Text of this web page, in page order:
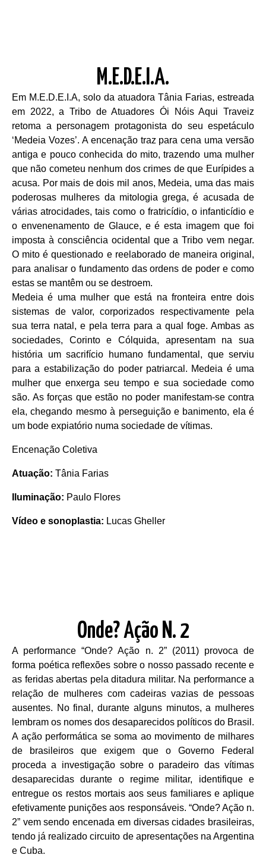
M.E.D.E.I.A.
Em M.E.D.E.I.A, solo da atuadora Tânia Farias, estreada
em 2022, a Tribo de Atuadores Ói Nóis Aqui Traveiz
retoma a personagem protagonista do seu espetáculo
‘Medeia Vozes’. A encenação traz para cena uma versão
antiga e pouco conhecida do mito, trazendo uma mulher
que não cometeu nenhum dos crimes de que Eurípides a
acusa. Por mais de dois mil anos, Medeia, uma das mais
poderosas mulheres da mitologia grega, é acusada de
várias atrocidades, tais como o fratricídio, o infanticídio e
o envenenamento de Glauce, e é esta imagem que foi
imposta à consciência ocidental que a Tribo vem negar.
O mito é questionado e reelaborado de maneira original,
para analisar o fundamento das ordens de poder e como
estas se mantêm ou se destroem.
Medeia é uma mulher que está na fronteira entre dois
sistemas de valor, corporizados respectivamente pela
sua terra natal, e pela terra para a qual foge. Ambas as
sociedades, Corinto e Cólquida, apresentam na sua
história um sacrifício humano fundamental, que serviu
para a estabilização do poder patriarcal. Medeia é uma
mulher que enxerga seu tempo e sua sociedade como
são. As forças que estão no poder manifestam-se contra
ela, chegando mesmo à perseguição e banimento, ela é
um bode expiatório numa sociedade de vítimas.
Encenação Coletiva
Atuação: Tânia Farias
Iluminação: Paulo Flores
Vídeo e sonoplastia: Lucas Gheller
Onde? Ação N. 2
A performance “Onde? Ação n. 2” (2011) provoca de
forma poética reflexões sobre o nosso passado recente e
as feridas abertas pela ditadura militar. Na performance a
relação de mulheres com cadeiras vazias de pessoas
ausentes. No final, durante alguns minutos, a mulheres
lembram os nomes dos desaparecidos políticos do Brasil.
A ação performática se soma ao movimento de milhares
de brasileiros que exigem que o Governo Federal
proceda a investigação sobre o paradeiro das vítimas
desaparecidas durante o regime militar, identifique e
entregue os restos mortais aos seus familiares e aplique
efetivamente punições aos responsáveis. “Onde? Ação n.
2” vem sendo encenada em diversas cidades brasileiras,
tendo já realizado circuito de apresentações na Argentina
e Cuba.